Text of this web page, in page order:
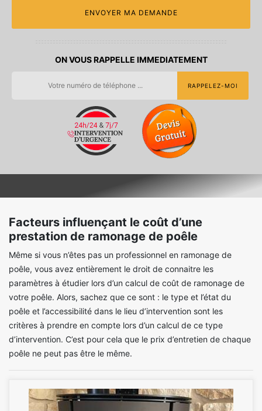
ON VOUS RAPPELLE IMMEDIATEMENT
Facteurs influençant le coût d’une
prestation de ramonage de poêle
Même si vous n’êtes pas un professionnel en ramonage de
poêle, vous avez entièrement le droit de connaitre les
paramètres à étudier lors d’un calcul de coût de ramonage de
votre poêle. Alors, sachez que ce sont : le type et l’état du
poêle et l’accessibilité dans le lieu d’intervention sont les
critères à prendre en compte lors d’un calcul de ce type
d’intervention. C’est pour cela que le prix d’entretien de chaque
poêle ne peut pas être le même.